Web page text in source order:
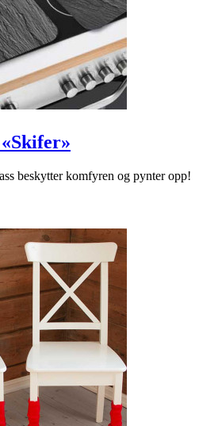
beskytter komfyren og pynter opp!